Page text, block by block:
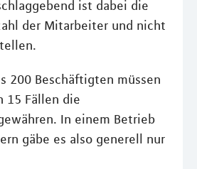
ist dabei die
der Mitarbeiter und nicht
200 Beschäftigten müssen
15 Fällen die
In einem Betrieb
gäbe es also generell nur